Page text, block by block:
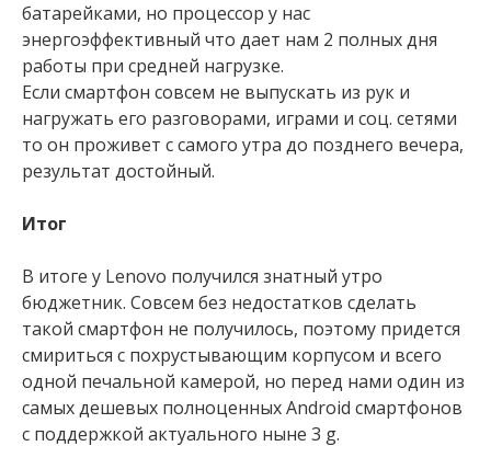
батарейками, но процессор у нас
энергоэффективный что дает нам 2 полных дня
работы при средней нагрузке.
Если смартфон совсем не выпускать из рук и
нагружать его разговорами, играми и соц. сетями
то он проживет с самого утра до позднего вечера,
результат достойный.
Итог
В итоге у Lenovo получился знатный утро
бюджетник. Совсем без недостатков сделать
такой смартфон не получилось, поэтому придется
смириться с похрустывающим корпусом и всего
одной печальной камерой, но перед нами один из
самых дешевых полноценных Аndroid смартфонов
с поддержкой актуального ныне 3 g.